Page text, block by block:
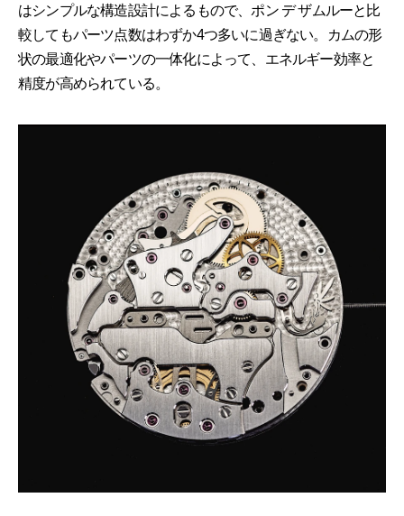
はシンプルな構造設計によるもので、ポン デ ザムルーと比
較してもパーツ点数はわずか4つ多いに過ぎない。カムの形
状の最適化やパーツの一体化によって、エネルギー効率と
精度が高められている。